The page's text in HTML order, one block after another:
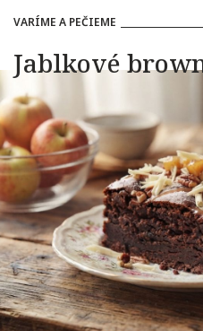
VARÍME A PEČIEME